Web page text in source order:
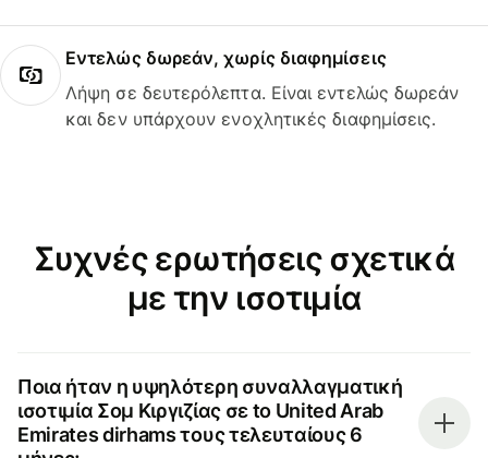
Εντελώς δωρεάν, χωρίς διαφημίσεις
Λήψη σε δευτερόλεπτα. Είναι εντελώς δωρεάν
και δεν υπάρχουν ενοχλητικές διαφημίσεις.
Συχνές ερωτήσεις σχετικά
με την ισοτιμία
Ποια ήταν η υψηλότερη συναλλαγματική
ισοτιμία Σομ Κιργιζίας σε to United Arab
Emirates dirhams τους τελευταίους 6